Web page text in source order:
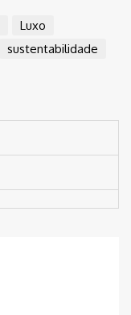
Luxo
sustentabilidade